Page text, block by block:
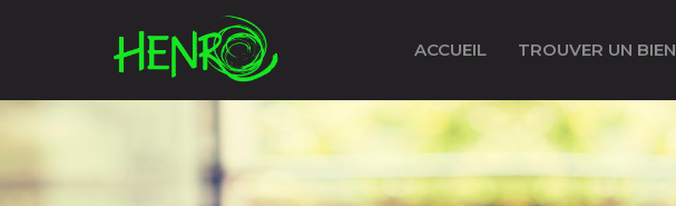
ACCUEIL TROUVER UN BIEN